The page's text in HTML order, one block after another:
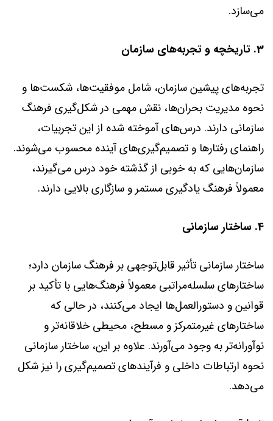
می‌سازد.
3. تاریخچه و تجربه‌های سازمان
تجربه‌های پیشین سازمان، شامل موفقیت‌ها، شکست‌ها و
نحوه مدیریت بحران‌ها، نقش مهمی در شکل‌گیری فرهنگ
سازمانی دارند. درس‌های آموخته شده از این تجربیات،
راهنمای رفتارها و تصمیم‌گیری‌های آینده محسوب می‌شوند.
سازمان‌هایی که به خوبی از گذشته خود درس می‌گیرند،
معمولاً فرهنگ یادگیری مستمر و سازگاری بالایی دارند.
4. ساختار سازمانی
ساختار سازمانی تأثیر قابل‌توجهی بر فرهنگ سازمان دارد؛
ساختارهای سلسله‌مراتبی معمولاً فرهنگ‌هایی با تأکید بر
قوانین و دستورالعمل‌ها ایجاد می‌کنند، در حالی که
ساختارهای غیرمتمرکز و مسطح، محیطی خلاقانه‌تر و
نوآورانه‌تر به وجود می‌آورند. علاوه بر این، ساختار سازمانی
نحوه ارتباطات داخلی و فرآیندهای تصمیم‌گیری را نیز شکل
می‌دهد.